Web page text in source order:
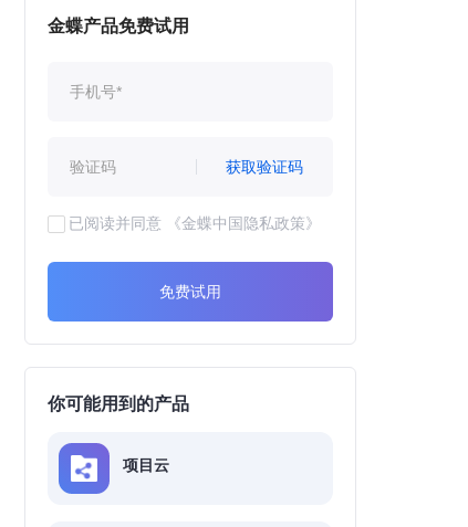
金蝶产品免费试用
获取验证码
已阅读并同意 《金蝶中国隐私政策》
免费试用
你可能用到的产品
项目云